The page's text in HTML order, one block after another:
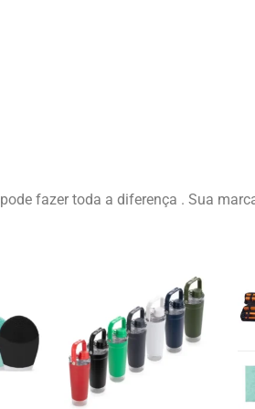
fazer toda a diferença . Sua